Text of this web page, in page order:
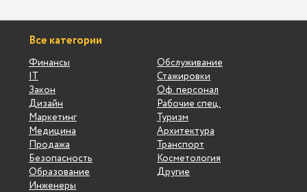
Все категории
Финансы
IT
Закон
Дизайн
Маркетинг
Медицина
Продажа
Безопасность
Образование
Инженеры
Обслуживание
Стажировки
Оф. персонал
Рабочие спец.
Туризм
Архитектура
Транспорт
Косметология
Другие